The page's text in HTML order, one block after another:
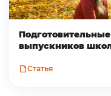
выпускников
Статья